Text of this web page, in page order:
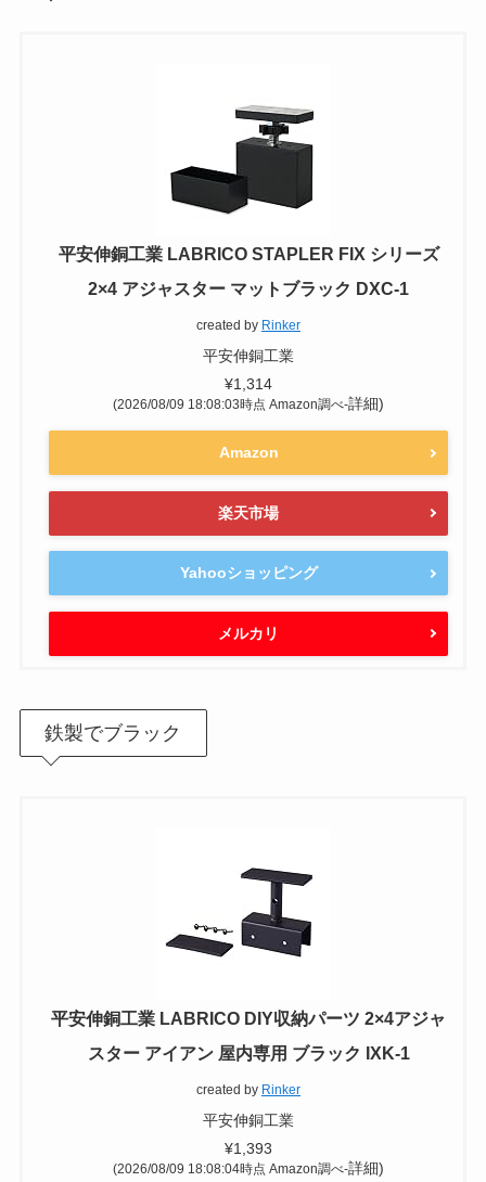
平安伸銅工業 LABRICO STAPLER FIX シリーズ
2×4 アジャスター マットブラック DXC-1
created by Rinker
平安伸銅工業
¥1,314
(2026/08/09 18:08:03時点 Amazon調べ-詳細)
Amazon
楽天市場
Yahooショッピング
メルカリ
鉄製でブラック
平安伸銅工業 LABRICO DIY収納パーツ 2×4アジャ
スター アイアン 屋内専用 ブラック IXK-1
created by Rinker
平安伸銅工業
¥1,393
(2026/08/09 18:08:04時点 Amazon調べ-詳細)